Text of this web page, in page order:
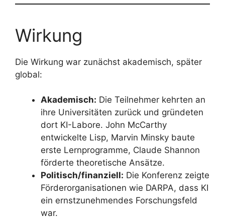
Wirkung
Die Wirkung war zunächst akademisch, später
global:
Akademisch: Die Teilnehmer kehrten an
ihre Universitäten zurück und gründeten
dort KI-Labore. John McCarthy
entwickelte Lisp, Marvin Minsky baute
erste Lernprogramme, Claude Shannon
förderte theoretische Ansätze.
Politisch/finanziell: Die Konferenz zeigte
Förderorganisationen wie DARPA, dass KI
ein ernstzunehmendes Forschungsfeld
war.